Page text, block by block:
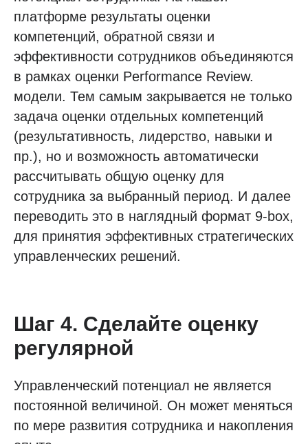
платформе результаты оценки
компетенций, обратной связи и
эффективности сотрудников объединяются
в рамках оценки Performance Review.
модели. Тем самым закрывается не только
задача оценки отдельных компетенций
(результативность, лидерство, навыки и
пр.), но и возможность автоматически
рассчитывать общую оценку для
сотрудника за выбранный период. И далее
переводить это в наглядный формат 9-box,
для принятия эффективных стратегических
управленческих решений.
Шаг 4. Сделайте оценку
регулярной
Управленческий потенциал не является
постоянной величиной. Он может меняться
по мере развития сотрудника и накопления